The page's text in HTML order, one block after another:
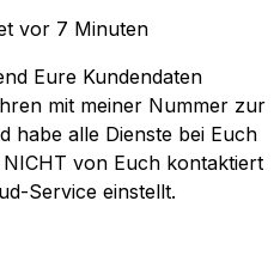
vor 7 Minuten
Eure Kundendaten
mit meiner Nummer zur
habe alle Dienste bei Euch
von Euch kontaktiert
Service einstellt.